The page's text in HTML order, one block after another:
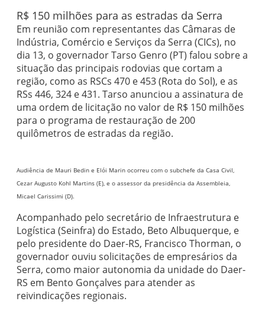
R$ 150 milhões para as estradas da Serra
Em reunião com representantes das Câmaras de
Indústria, Comércio e Serviços da Serra (CICs), no
dia 13, o governador Tarso Genro (PT) falou sobre a
situação das principais rodovias que cortam a
região, como as RSCs 470 e 453 (Rota do Sol), e as
RSs 446, 324 e 431. Tarso anunciou a assinatura de
uma ordem de licitação no valor de R$ 150 milhões
para o programa de restauração de 200
quilômetros de estradas da região.
Audiência de Mauri Bedin e Elói Marin ocorreu com o subchefe da Casa Civil,
Cezar Augusto Kohl Martins (E), e o assessor da presidência da Assembleia,
Micael Carissimi (D).
Acompanhado pelo secretário de Infraestrutura e
Logística (Seinfra) do Estado, Beto Albuquerque, e
pelo presidente do Daer-RS, Francisco Thorman, o
governador ouviu solicitações de empresários da
Serra, como maior autonomia da unidade do Daer-
RS em Bento Gonçalves para atender as
reivindicações regionais.